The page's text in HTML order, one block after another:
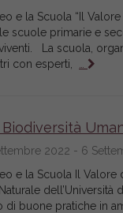
e la Scuola “Il
scuole primarie e
La scuola,
con esperti,
2022 - 6
e la Scuola Il
dell’Università
di buone pratiche in